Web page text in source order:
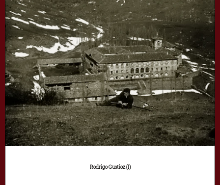
Rodrigo Gustioz (I)